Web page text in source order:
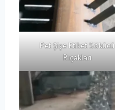
Pet Şişe Etiket Sökücü
Bıçakları